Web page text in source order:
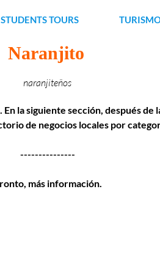
STUDENTS TOURS
Naranjito
naranjiteños
la siguiente sección, después de
de negocios locales por
---------------
más información.